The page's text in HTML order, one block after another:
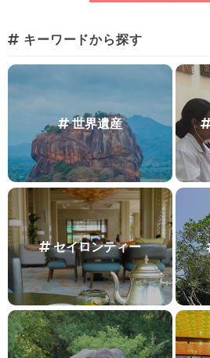
キーワードから探す
世界遺産
セイロンティー